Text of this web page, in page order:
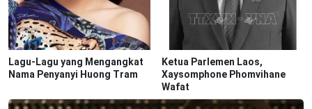
Lagu-Lagu yang Mengangkat
Nama Penyanyi Huong Tram
Ketua Parlemen Laos,
Xaysomphone Phomvihane
Wafat